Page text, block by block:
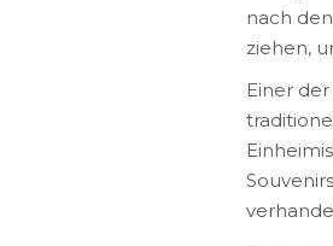
nach
ziehen,
Einer